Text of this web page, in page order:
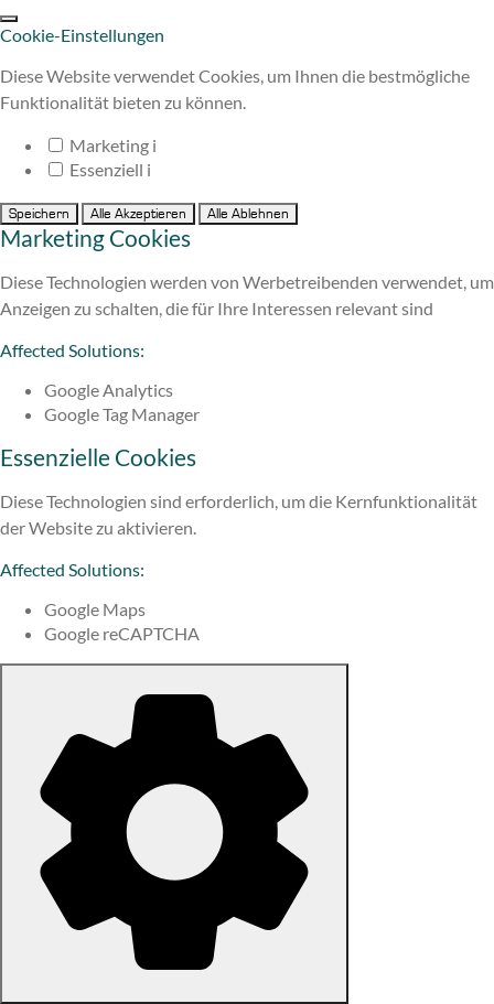
Cookie-Einstellungen
Diese Website verwendet Cookies, um Ihnen die bestmögliche
Funktionalität bieten zu können.
Marketing i
Essenziell i
Speichern Alle Akzeptieren Alle Ablehnen
Marketing Cookies
Diese Technologien werden von Werbetreibenden verwendet, um
Anzeigen zu schalten, die für Ihre Interessen relevant sind
Affected Solutions:
Google Analytics
Google Tag Manager
Essenzielle Cookies
Diese Technologien sind erforderlich, um die Kernfunktionalität
der Website zu aktivieren.
Affected Solutions:
Google Maps
Google reCAPTCHA